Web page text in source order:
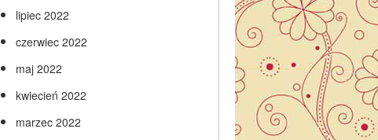
lipiec 2022
czerwiec 2022
maj 2022
kwiecień 2022
marzec 2022